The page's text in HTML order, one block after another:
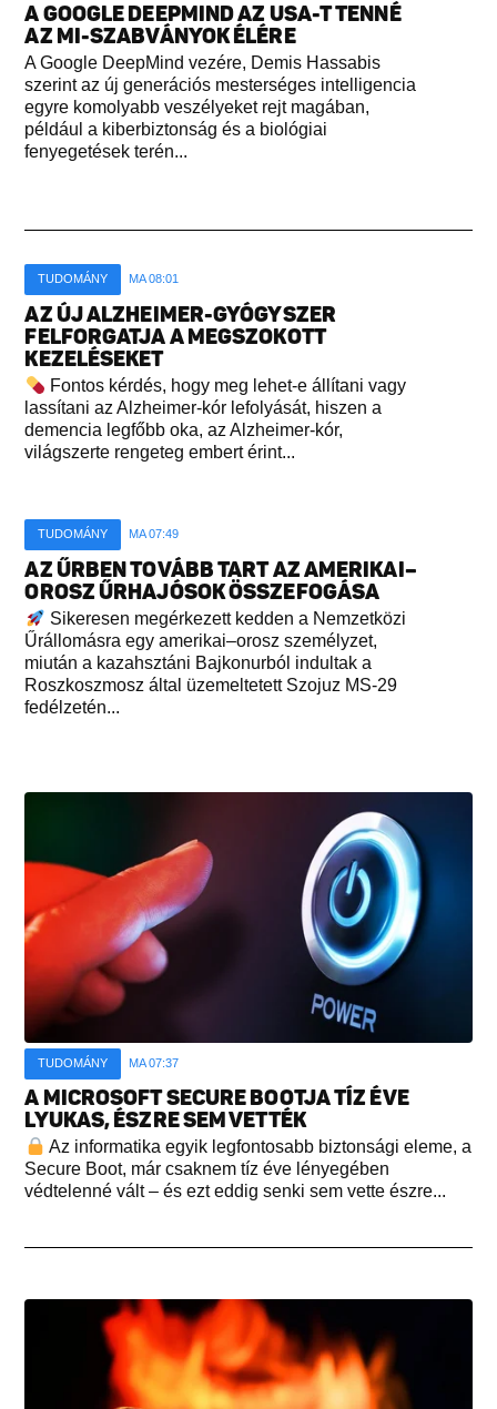
A GOOGLE DEEPMIND AZ USA-T TENNÉ
AZ MI-SZABVÁNYOK ÉLÉRE
A Google DeepMind vezére, Demis Hassabis
szerint az új generációs mesterséges intelligencia
egyre komolyabb veszélyeket rejt magában,
például a kiberbiztonság és a biológiai
fenyegetések terén...
TUDOMÁNY MA 08:01
AZ ÚJ ALZHEIMER-GYÓGYSZER
FELFORGATJA A MEGSZOKOTT
KEZELÉSEKET
Fontos kérdés, hogy meg lehet-e állítani vagy
lassítani az Alzheimer-kór lefolyását, hiszen a
demencia legfőbb oka, az Alzheimer-kór,
világszerte rengeteg embert érint...
TUDOMÁNY MA 07:49
AZ ŰRBEN TOVÁBB TART AZ AMERIKAI–
OROSZ ŰRHAJÓSOK ÖSSZEFOGÁSA
Sikeresen megérkezett kedden a Nemzetközi
Űrállomásra egy amerikai–orosz személyzet,
miután a kazahsztáni Bajkonurból indultak a
Roszkoszmosz által üzemeltetett Szojuz MS-29
fedélzetén...
TUDOMÁNY MA 07:37
A MICROSOFT SECURE BOOTJA TÍZ ÉVE
LYUKAS, ÉSZRE SEM VETTÉK
Az informatika egyik legfontosabb biztonsági eleme, a
Secure Boot, már csaknem tíz éve lényegében
védtelenné vált – és ezt eddig senki sem vette észre...